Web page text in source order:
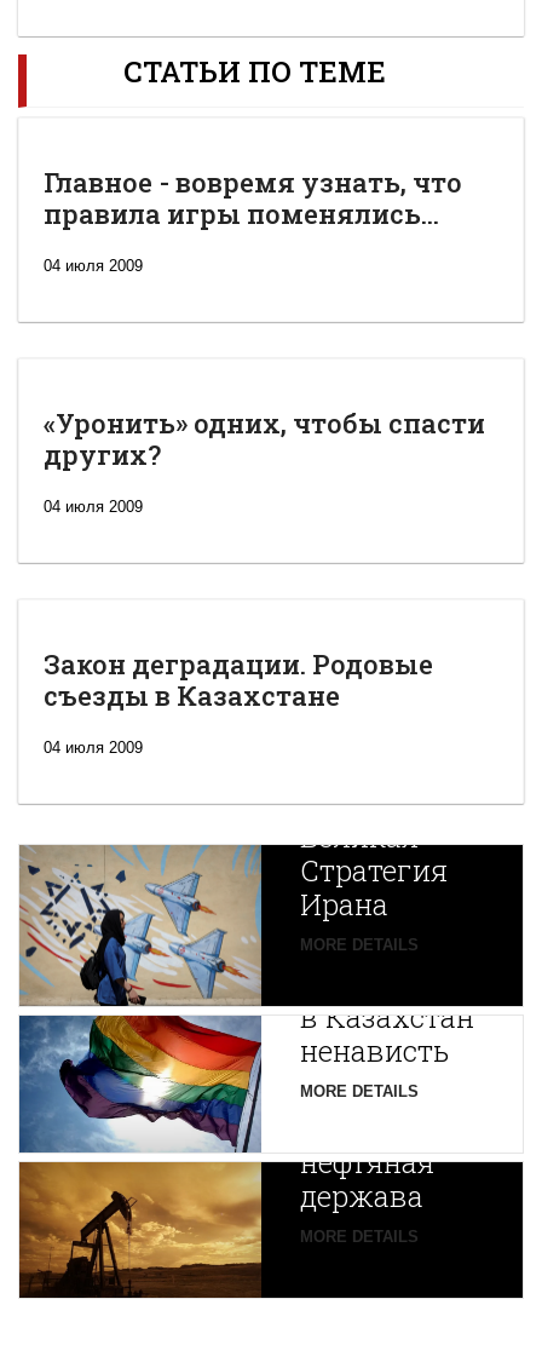
СТАТЬИ ПО ТЕМЕ
Главное - вовремя узнать, что
правила игры поменялись...
04 июля 2009
«Уронить» одних, чтобы спасти
других?
04 июля 2009
Закон деградации. Родовые
съезды в Казахстане
04 июля 2009
Новая
Великая
Стратегия
Ирана
MORE DETAILS
Путин
в Казахстан
ненависть
MORE DETAILS
Центральной
Азии
зарождается
нефтяная
держава
MORE DETAILS